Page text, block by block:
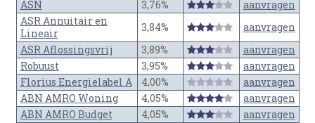
ASN
3,76%
aanvragen
ASR Annuitair en
Lineair
3,84%
aanvragen
ASR Aflossingsvrij
3,89%
aanvragen
Robuust
3,95%
aanvragen
Florius Energielabel A
4,00%
aanvragen
ABN AMRO Woning
4,05%
aanvragen
ABN AMRO Budget
4,05%
aanvragen